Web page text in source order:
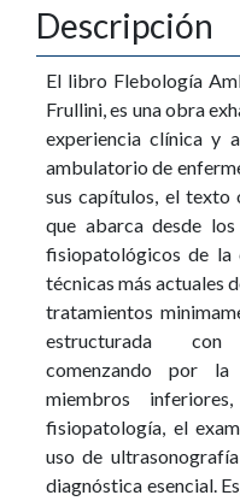
Descripción
El libro Flebología
Frullini, es una obra
experiencia clínica y
ambulatorio de
sus capítulos, el texto
que abarca desde
fisiopatológicos de la
técnicas más actuales
tratamientos
estructurada con
comenzando por
miembros
fisiopatología, el
uso de
diagnóstica esencial.